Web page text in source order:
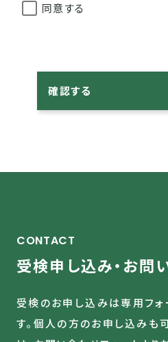
同意する
確認する
CONTACT
受検申し込み・お問
受検のお申し込みは専用フ
す。 個人の方のお申し込みも